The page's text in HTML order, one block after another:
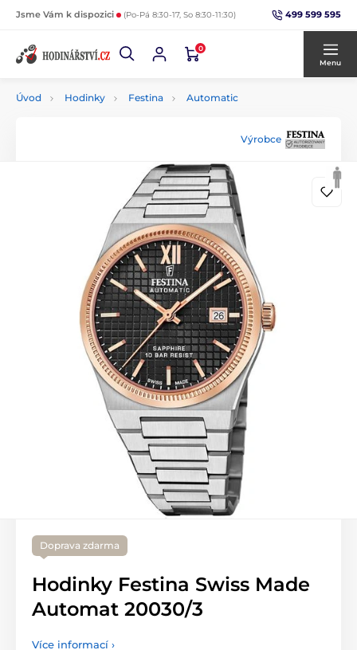
Jsme Vám k dispozici (Po-Pá 8:30-17, So 8:30-11:30) 499 599 595
0
Menu
Úvod Hodinky Festina Automatic
Výrobce
Doprava zdarma
Hodinky Festina Swiss Made
Automat 20030/3
Více informací ›